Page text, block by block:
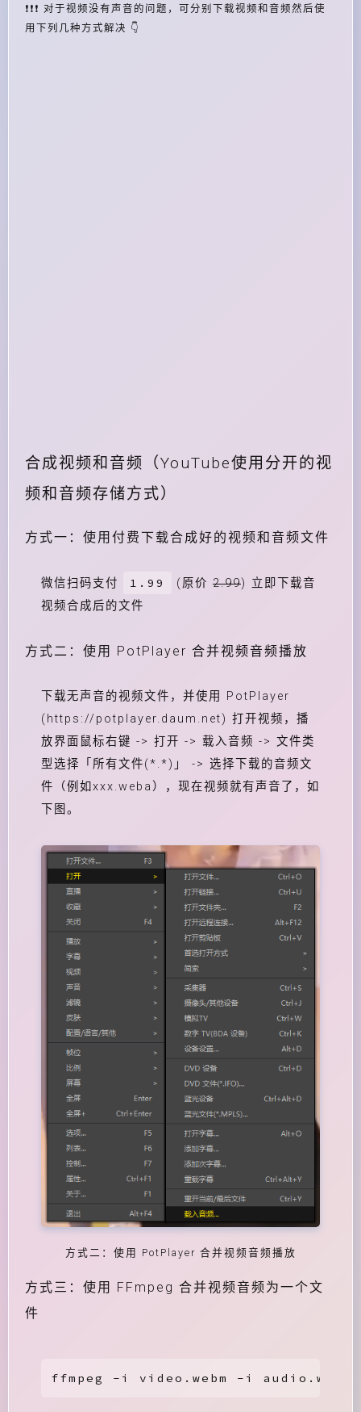
❗❗❗ 对于视频没有声音的问题，可分别下载视频和音频然后使
用下列几种方式解决 👇
合成视频和音频（YouTube使用分开的视
频和音频存储方式）
方式一：使用付费下载合成好的视频和音频文件
微信扫码支付 1.99 (原价 2.99) 立即下载音
视频合成后的文件
方式二：使用 PotPlayer 合并视频音频播放
下载无声音的视频文件，并使用 PotPlayer
(https://potplayer.daum.net) 打开视频，播
放界面鼠标右键 -> 打开 -> 载入音频 -> 文件类
型选择「所有文件(*.*)」 -> 选择下载的音频文
件（例如xxx.weba），现在视频就有声音了，如
下图。
方式二：使用 PotPlayer 合并视频音频播放
方式三：使用 FFmpeg 合并视频音频为一个文
件
ffmpeg -i video.webm -i audio.weba